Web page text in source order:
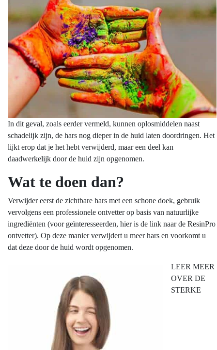
In dit geval, zoals eerder vermeld, kunnen oplosmiddelen naast
schadelijk zijn, de hars nog dieper in de huid laten doordringen. Het
lijkt erop dat je het hebt verwijderd, maar een deel kan
daadwerkelijk door de huid zijn opgenomen.
Wat te doen dan?
Verwijder eerst de zichtbare hars met een schone doek, gebruik
vervolgens een professionele ontvetter op basis van natuurlijke
ingrediënten (voor geïnteresseerden, hier is de link naar de ResinPro
ontvetter). Op deze manier verwijdert u meer hars en voorkomt u
dat deze door de huid wordt opgenomen.
LEER MEER
OVER DE
STERKE